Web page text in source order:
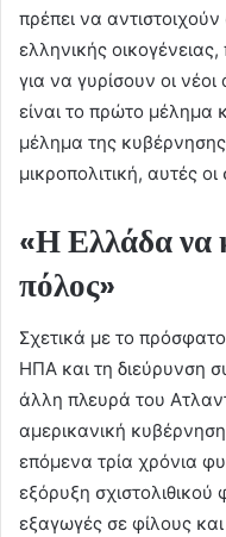
πρέπει να
ελληνικής
για να γυρίσουν οι
είναι το πρώτο μέλημα
μέλημα της
μικροπολιτική, αυτές
«Η Ελλάδα να
πόλος»
Σχετικά με το
ΗΠΑ και τη διεύρυνση
άλλη πλευρά του
αμερικανική
επόμενα τρία χρόνια
εξόρυξη σχιστολιθικού
εξαγωγές σε φίλους